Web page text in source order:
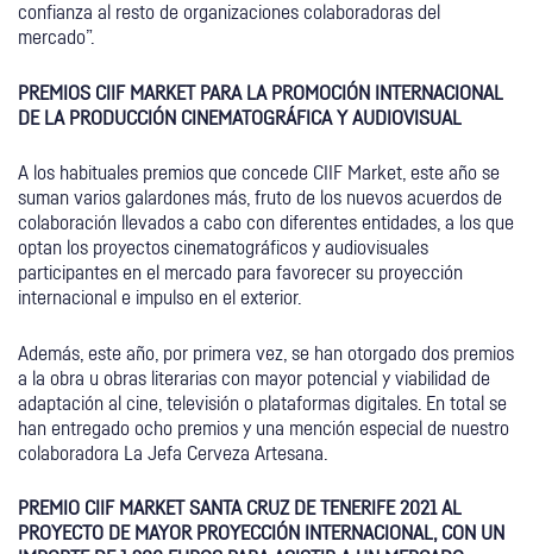
confianza al resto de organizaciones colaboradoras del
mercado”.
PREMIOS CIIF MARKET PARA LA PROMOCIÓN INTERNACIONAL
DE LA PRODUCCIÓN CINEMATOGRÁFICA Y AUDIOVISUAL
A los habituales premios que concede CIIF Market, este año se
suman varios galardones más, fruto de los nuevos acuerdos de
colaboración llevados a cabo con diferentes entidades, a los que
optan los proyectos cinematográficos y audiovisuales
participantes en el mercado para favorecer su proyección
internacional e impulso en el exterior.
Además, este año, por primera vez, se han otorgado dos premios
a la obra u obras literarias con mayor potencial y viabilidad de
adaptación al cine, televisión o plataformas digitales. En total se
han entregado ocho premios y una mención especial de nuestro
colaboradora La Jefa Cerveza Artesana.
PREMIO CIIF MARKET SANTA CRUZ DE TENERIFE 2021 AL
PROYECTO DE MAYOR PROYECCIÓN INTERNACIONAL, CON UN